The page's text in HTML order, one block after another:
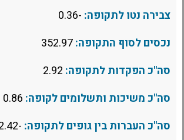
צבירה נטו לתקופה: -0.36
נכסים לסוף התקופה:
סה"כ הפקדות לתקופה:
סה"כ משיכות ותשלומים לקופה:
סה"כ העברות בין גופים לתקופה: -2.42